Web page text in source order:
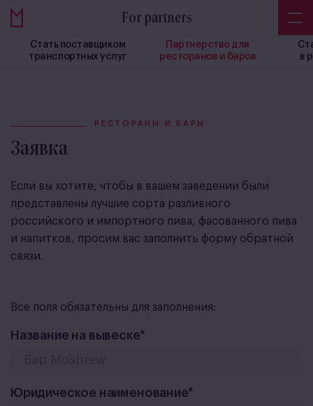
For partners
Стать поставщиком
транспортных услуг
Партнерство для
ресторанов и баров
в
РЕСТОРАНЫ И БАРЫ
Заявка
Если вы хотите, чтобы в вашем заведении были
представлены лучшие сорта разливного
российского и импортного пива, фасованного пива
и напитков, просим вас заполнить форму обратной
связи.
Все поля обязательны для заполнения:
Название на вывеске*
Юридическое наименование*